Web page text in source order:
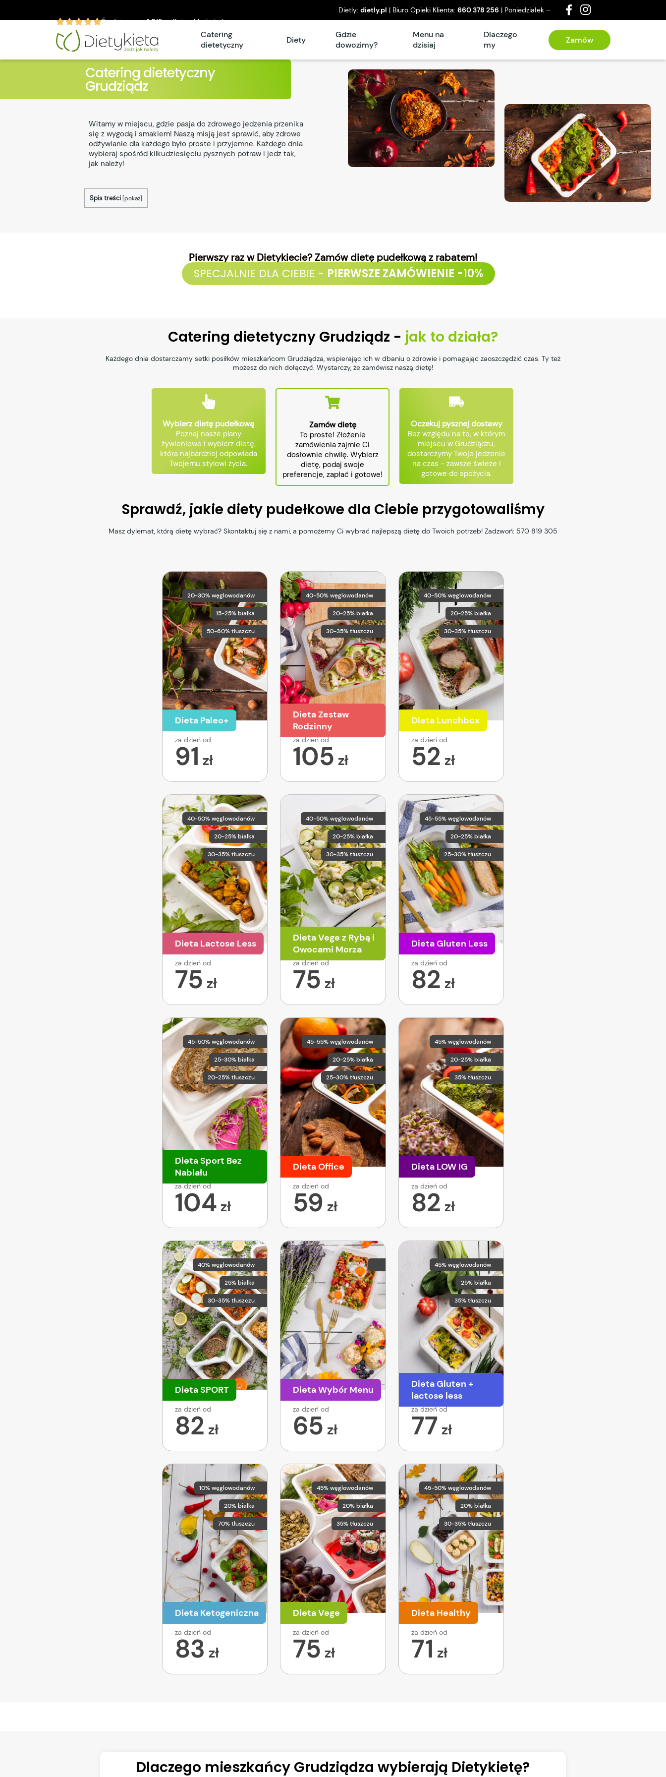
Średnia ocen4.9/5w CateroMarket.pl
Dietly: dietly.pl | Biuro Opieki Klienta: 660 378 256 | Poniedziałek –
piątek: 8°° – 16°°
Catering
dietetyczny
Diety
Gdzie
dowozimy?
Menu na
dzisiaj
Dlaczego
my
Zamów
Catering dietetyczny
Grudziądz
Witamy w miejscu, gdzie pasja do zdrowego jedzenia przenika
się z wygodą i smakiem! Naszą misją jest sprawić, aby zdrowe
odżywianie dla każdego było proste i przyjemne. Każdego dnia
wybieraj spośród kilkudziesięciu pysznych potraw i jedz tak,
jak należy!
Spis treści [pokaż]
Pierwszy raz w Dietykiecie? Zamów dietę pudełkową z rabatem!
SPECJALNIE DLA CIEBIE - PIERWSZE ZAMÓWIENIE -10%
Catering dietetyczny Grudziądz - jak to działa?
Każdego dnia dostarczamy setki posiłków mieszkańcom Grudziądza, wspierając ich w dbaniu o zdrowie i pomagając zaoszczędzić czas. Ty też
możesz do nich dołączyć. Wystarczy, że zamówisz naszą dietę!
Wybierz dietę pudełkową
Poznaj nasze plany
żywieniowe i wybierz dietę,
która najbardziej odpowiada
Twojemu stylowi życia.
Zamów dietę
To proste! Złożenie
zamówienia zajmie Ci
dosłownie chwilę. Wybierz
dietę, podaj swoje
preferencje, zapłać i gotowe!
Oczekuj pysznej dostawy
Bez względu na to, w którym
miejscu w Grudziądzu,
dostarczymy Twoje jedzenie
na czas - zawsze świeże i
gotowe do spożycia.
Sprawdź, jakie diety pudełkowe dla Ciebie przygotowaliśmy
Masz dylemat, którą dietę wybrać? Skontaktuj się z nami, a pomożemy Ci wybrać najlepszą dietę do Twoich potrzeb! Zadzwoń: 570 819 305
20-30% węglowodanów
15-25% białka
50-60% tłuszczu
Dieta Paleo+
za dzień od
91 zł
40-50% węglowodanów
20-25% białka
30-35% tłuszczu
Dieta Zestaw
Rodzinny
za dzień od
105 zł
40-50% węglowodanów
20-25% białka
30-35% tłuszczu
Dieta Lunchbox
za dzień od
52 zł
40-50% węglowodanów
20-25% białka
30-35% tłuszczu
Dieta Lactose Less
za dzień od
75 zł
40-50% węglowodanów
20-25% białka
30-35% tłuszczu
Dieta Vege z Rybą i
Owocami Morza
za dzień od
75 zł
45-55% węglowodanów
20-25% białka
25-30% tłuszczu
Dieta Gluten Less
za dzień od
82 zł
45-50% węglowodanów
25-30% białka
20-25% tłuszczu
Dieta Sport Bez
Nabiału
za dzień od
104 zł
45-55% węglowodanów
20-25% białka
25-30% tłuszczu
Dieta Office
za dzień od
59 zł
45% węglowodanów
20-25% białka
35% tłuszczu
Dieta LOW IG
za dzień od
82 zł
40% węglowodanów
25% białka
30-35% tłuszczu
Dieta SPORT
za dzień od
82 zł
Dieta Wybór Menu
za dzień od
65 zł
45% węglowodanów
25% białka
35% tłuszczu
Dieta Gluten +
lactose less
za dzień od
77 zł
10% węglowodanów
20% białka
70% tłuszczu
Dieta Ketogeniczna
za dzień od
83 zł
45% węglowodanów
20% białka
35% tłuszczu
Dieta Vege
za dzień od
75 zł
45-50% węglowodanów
20% białka
30-35% tłuszczu
Dieta Healthy
za dzień od
71 zł
Dlaczego mieszkańcy Grudziądza wybierają Dietykietę?